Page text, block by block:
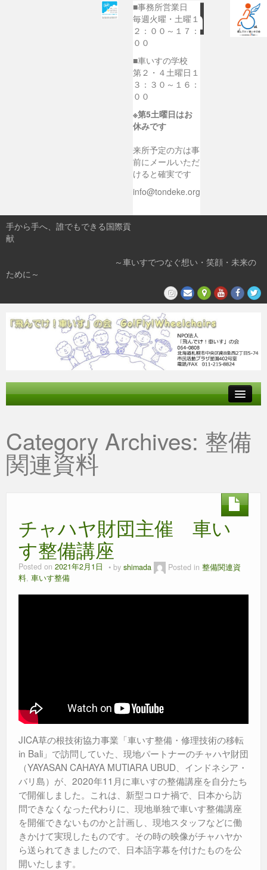
■事務所営業日
毎週火曜・土曜１
２：００～１７：
００
■車いすの学校
第２・４土曜日１
３：３０～１６：
００
※第5土曜日はお
休みです
来所予定の方は事
前にメールいただ
けると確実です
info@tondeke.org
手から手へ、誰でもできる国際貢
献
～車いすでつなぐ想い・笑顔・未来の
ために～
参加する
私たちの活動
Category Archives: 整備
関連資料
チャハヤ財団主催 車い
す整備講座
Posted on 2021年2月1日 by shimada Posted in 整備関連資
料, 車いす整備
JICA草の根技術協力事業「車いす整備・修理技術の移転
in Bali」で訪問していた、現地パートナーのチャハヤ財団
（YAYASAN CAHAYA MUTIARA UBUD、インドネシア・
バリ島）が、2020年11月に車いすの整備講座を自分たち
で開催しました。これは、新型コロナ禍で、日本から訪
問できなくなった代わりに、現地単独で車いす整備講座
を開催できないものかと計画し、現地スタッフなどに働
きかけて実現したものです。その時の映像がチャハヤか
ら送られてきましたので、日本語字幕を付けたものを公
開いたします。